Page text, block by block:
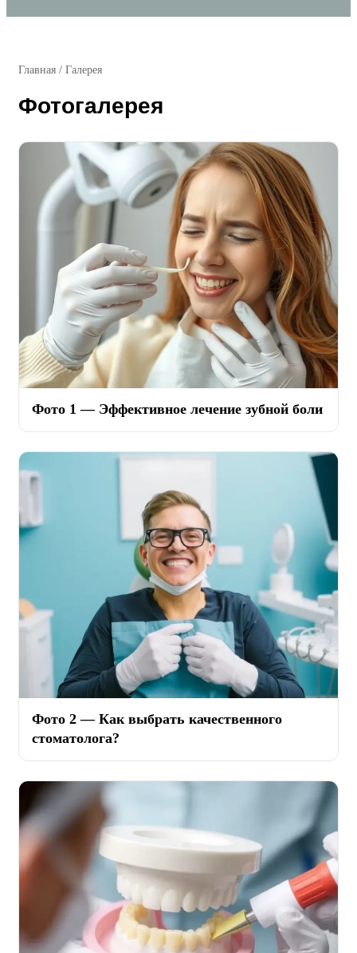
Главная / Галерея
Фотогалерея
Фото 1 — Эффективное лечение зубной боли
Фото 2 — Как выбрать качественного
стоматолога?